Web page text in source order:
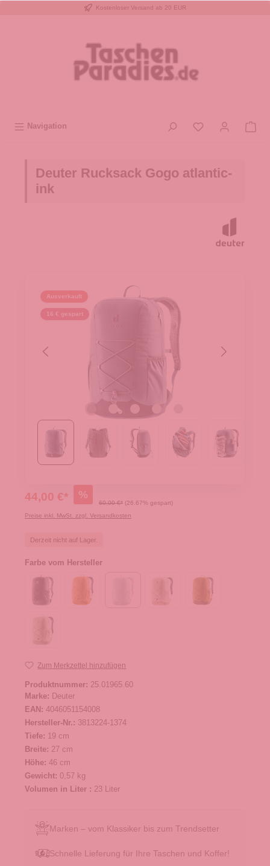
Kostenloser Versand ab 20 EUR
Navigation
Deuter Rucksack Gogo atlantic-
ink
Ausverkauft
16 € gespart
44,00 €* %
60,00 €* (26.67% gespart)
Preise inkl. MwSt. zzgl. Versandkosten
Derzeit nicht auf Lager.
Farbe vom Hersteller
Zum Merkzettel hinzufügen
Produktnummer: 25.01965.60
Marke: Deuter
EAN: 4046051154008
Hersteller-Nr.: 3813224-1374
Tiefe: 19 cm
Breite: 27 cm
Höhe: 46 cm
Gewicht: 0,57 kg
Volumen in Liter : 23 Liter
Marken – vom Klassiker bis zum Trendsetter
Schnelle Lieferung für Ihre Taschen und Koffer!